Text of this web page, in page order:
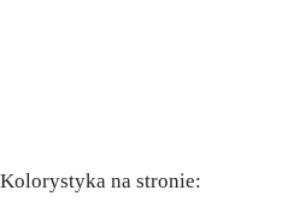
Kolorystyka na stronie: